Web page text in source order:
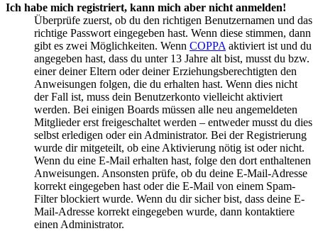
Ich habe mich registriert, kann mich aber nicht anmelden!
Überprüfe zuerst, ob du den richtigen Benutzernamen und das
richtige Passwort eingegeben hast. Wenn diese stimmen, dann
gibt es zwei Möglichkeiten. Wenn COPPA aktiviert ist und du
angegeben hast, dass du unter 13 Jahre alt bist, musst du bzw.
einer deiner Eltern oder deiner Erziehungsberechtigten den
Anweisungen folgen, die du erhalten hast. Wenn dies nicht
der Fall ist, muss dein Benutzerkonto vielleicht aktiviert
werden. Bei einigen Boards müssen alle neu angemeldeten
Mitglieder erst freigeschaltet werden – entweder musst du dies
selbst erledigen oder ein Administrator. Bei der Registrierung
wurde dir mitgeteilt, ob eine Aktivierung nötig ist oder nicht.
Wenn du eine E-Mail erhalten hast, folge den dort enthaltenen
Anweisungen. Ansonsten prüfe, ob du deine E-Mail-Adresse
korrekt eingegeben hast oder die E-Mail von einem Spam-
Filter blockiert wurde. Wenn du dir sicher bist, dass deine E-
Mail-Adresse korrekt eingegeben wurde, dann kontaktiere
einen Administrator.